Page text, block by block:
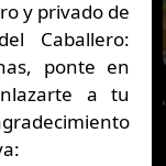
y privado de
Caballero:
ponte en
a tu